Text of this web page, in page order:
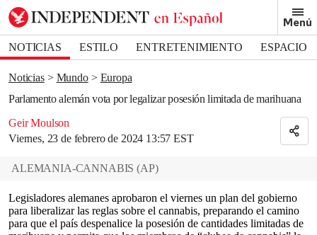
Menú
NOTICIAS ESTILO ENTRETENIMIENTO
ESPACIO
DEPORTES
Noticias Mundo
Europa
Parlamento alemán vota por legalizar posesión limitada de marihuana
Geir Moulson
Viernes, 23 de febrero de 2024 13:57 EST
Bookmark popover
Removed from bookmarks
Close popover
ALEMANIA-CANNABIS (AP)
Legisladores alemanes aprobaron el viernes un plan del gobierno
para liberalizar las reglas sobre el cannabis, preparando el camino
para que el país despenalice la posesión de cantidades limitadas de